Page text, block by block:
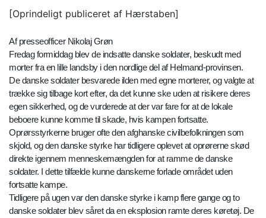
[Oprindeligt publiceret af Hærstaben]
Af presseofficer Nikolaj Grøn
Fredag formiddag blev de indsatte danske soldater, beskudt med
morter fra en lille landsby i den nordlige del af Helmand-provinsen.
De danske soldater besvarede ilden med egne morterer, og valgte at
trække sig tilbage kort efter, da det kunne ske uden at risikere deres
egen sikkerhed, og de vurderede at der var fare for at de lokale
beboere kunne komme til skade, hvis kampen fortsatte.
Oprørsstyrkerne bruger ofte den afghanske civilbefolkningen som
skjold, og den danske styrke har tidligere oplevet at oprørerne skød
direkte igennem menneskemængden for at ramme de danske
soldater. I dette tilfælde kunne danskerne forlade området uden
fortsatte kampe.
Tidligere på ugen var den danske styrke i kamp flere gange og to
danske soldater blev såret da en eksplosion ramte deres køretøj. De